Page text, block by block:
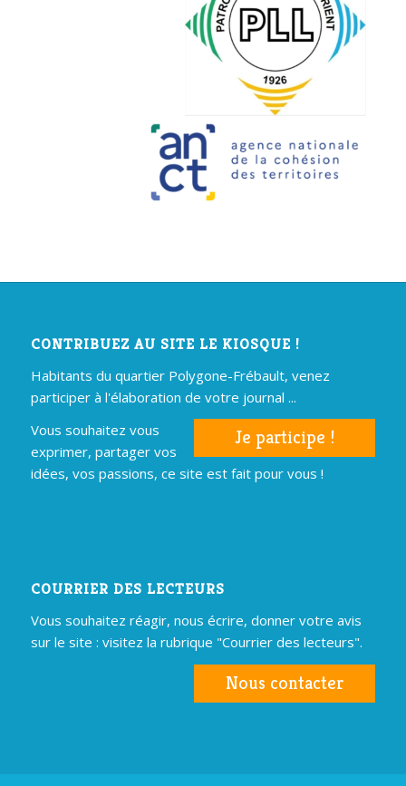
CONTRIBUEZ AU SITE LE KIOSQUE !
Habitants du quartier Polygone-Frébault, venez
participer à l'élaboration de votre journal ...
Je participe !
Vous souhaitez vous
exprimer, partager vos
idées, vos passions, ce site est fait pour vous !
COURRIER DES LECTEURS
Vous souhaitez réagir, nous écrire, donner votre avis
sur le site : visitez la rubrique "Courrier des lecteurs".
Nous contacter